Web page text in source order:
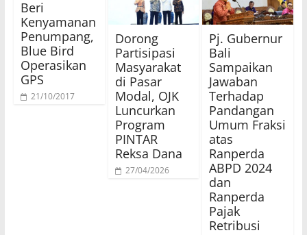
Beri
Kenyamanan
Penumpang,
Blue Bird
Operasikan
GPS
21/10/2017
Dorong
Partisipasi
Masyarakat
di Pasar
Modal, OJK
Luncurkan
Program
PINTAR
Reksa Dana
27/04/2026
Pj. Gubernur
Bali
Sampaikan
Jawaban
Terhadap
Pandangan
Umum Fraksi
atas
Ranperda
ABPD 2024
dan
Ranperda
Pajak
Retribusi